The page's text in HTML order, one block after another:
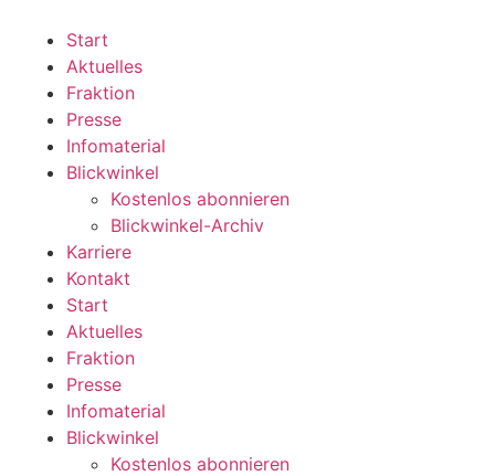
wechseln
Start
Aktuelles
Fraktion
Presse
Infomaterial
Blickwinkel
Kostenlos abonnieren
Blickwinkel-Archiv
Karriere
Kontakt
Start
Aktuelles
Fraktion
Presse
Infomaterial
Blickwinkel
Kostenlos abonnieren